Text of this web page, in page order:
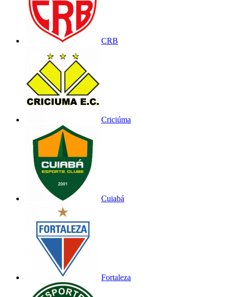
CRB
Criciúma
Cuiabá
Fortaleza